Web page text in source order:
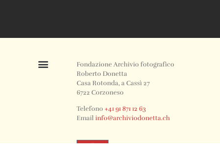
Fondazione Archivio fotografico
Roberto Donetta
Casa Rotonda, a Cassì 27
6722 Corzoneso
Telefono+41 91 871 12 63
Emailinfo@archiviodonetta.ch